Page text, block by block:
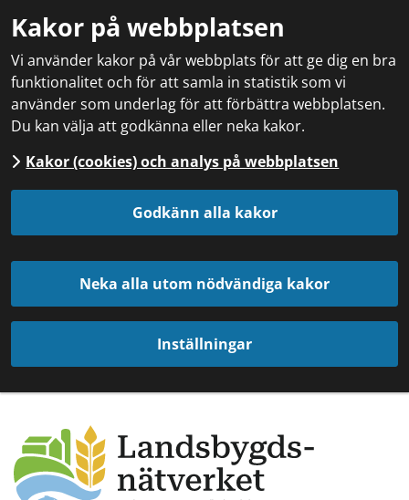
Kakor på webbplatsen
Vi använder kakor på vår webbplats för att ge dig en bra
funktionalitet och för att samla in statistik som vi
använder som underlag för att förbättra webbplatsen.
Du kan välja att godkänna eller neka kakor.
Kakor (cookies) och analys på webbplatsen
Godkänn alla kakor
Neka alla utom nödvändiga kakor
Inställningar
Sökförslagen
presenteras
under
sökrutan